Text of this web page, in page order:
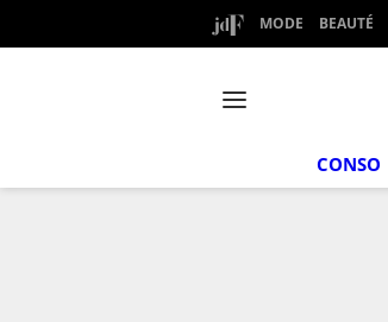
MODE BEAUTÉ
CONSO